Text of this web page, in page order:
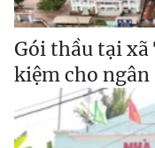
Gói thầu tại xã
kiệm cho ngân